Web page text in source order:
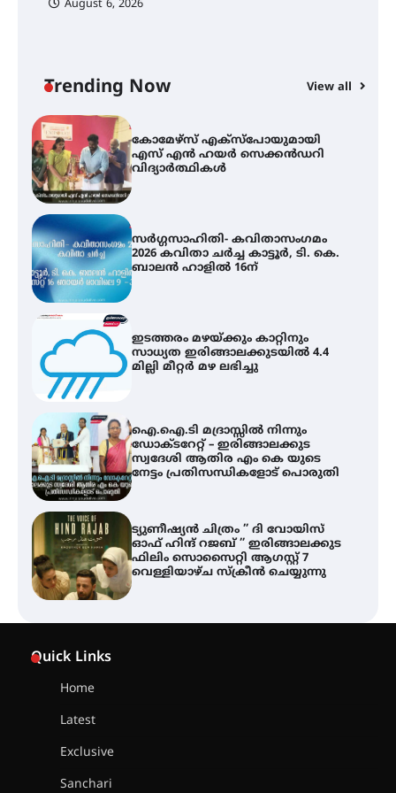
August 6, 2026
Trending Now View all
കോമേഴ്സ് എക്സ്പോയുമായി
എസ് എൻ ഹയർ സെക്കൻഡറി
വിദ്യാർത്ഥികൾ
സർഗ്ഗസാഹിതി- കവിതാസംഗമം
2026 കവിതാ ചർച്ച കാട്ടൂർ, ടി. കെ.
ബാലൻ ഹാളിൽ 16ന്
ഇടത്തരം മഴയ്ക്കും കാറ്റിനും
സാധ്യത ഇരിങ്ങാലക്കുടയിൽ 4.4
മില്ലി മീറ്റർ മഴ ലഭിച്ചു
ഐ.ഐ.ടി മദ്രാസ്സിൽ നിന്നും
ഡോക്ടറേറ്റ് – ഇരിങ്ങാലക്കുട
സ്വദേശി ആതിര എം കെ യുടെ
നേട്ടം പ്രതിസന്ധികളോട് പൊരുതി
ട്യുണീഷ്യൻ ചിത്രം ” ദി വോയിസ്
ഓഫ് ഹിന്ദ് റജബ് ” ഇരിങ്ങാലക്കുട
ഫിലിം സൊസൈറ്റി ആഗസ്റ്റ് 7
വെള്ളിയാഴ്ച സ്‌ക്രീൻ ചെയ്യുന്നു
Quick Links
Home
Latest
Exclusive
Sanchari